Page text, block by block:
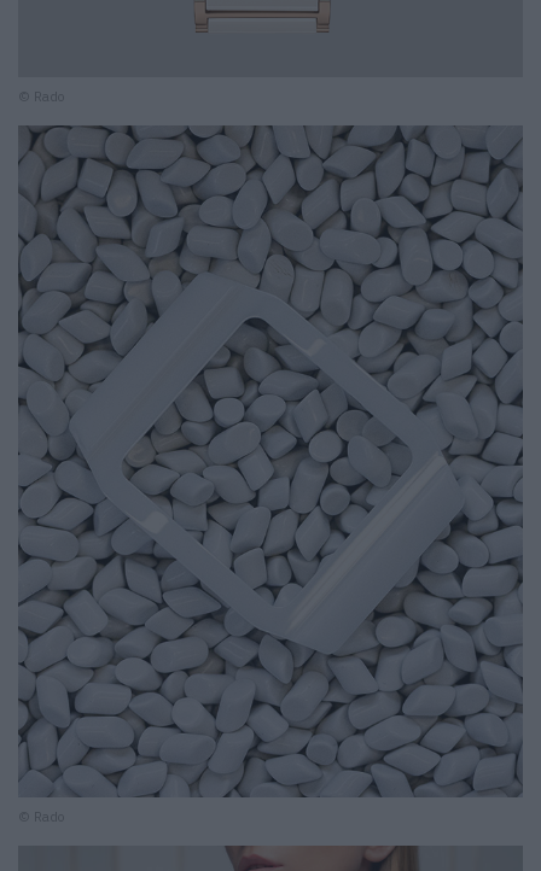
© Rado
© Rado